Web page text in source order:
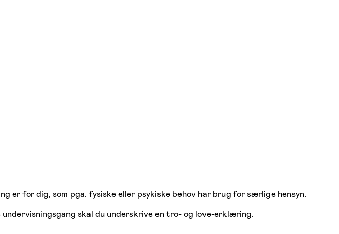
er for dig, som pga. fysiske eller psykiske behov har brug for særlige hensyn.
skal du underskrive en tro- og love-erklæring.